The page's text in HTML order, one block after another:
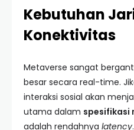
Kebutuhan
Konektivitas
Metaverse sangat
besar secara real-time.
interaksi sosial akan
utama dalam spesifikasi
adalah rendahnya latency.